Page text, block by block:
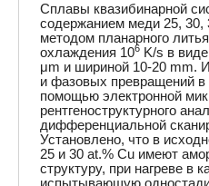
Сплавы квазибинарной
содержанием меди 25, 30,
методом планарного
охлаждения 106 K/s в
μm и шириной 10-20 mm.
и фазовых превращений в
помощью электронной
рентгеноструктурного
дифференциальной
Установлено, что в
25 и 30 at.% Cu имеют
структуру, при нагреве в